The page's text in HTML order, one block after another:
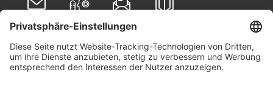
Folgen Sie uns auf